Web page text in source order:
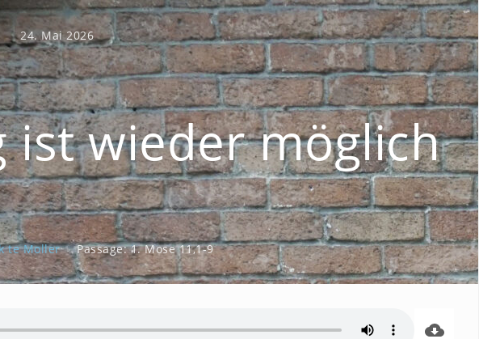
24. Mai 2026
ist wieder möglich
te Moller Passage: 1. Mose 11,1-9